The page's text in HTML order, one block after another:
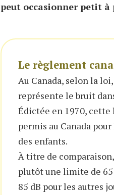
peut occasionner petit
Le règlement
Au Canada, selon la
représente le bruit
Édictée en 1970, cette
permis au Canada
des enfants.
À titre de
plutôt une limite de 65
85 dB pour les autres